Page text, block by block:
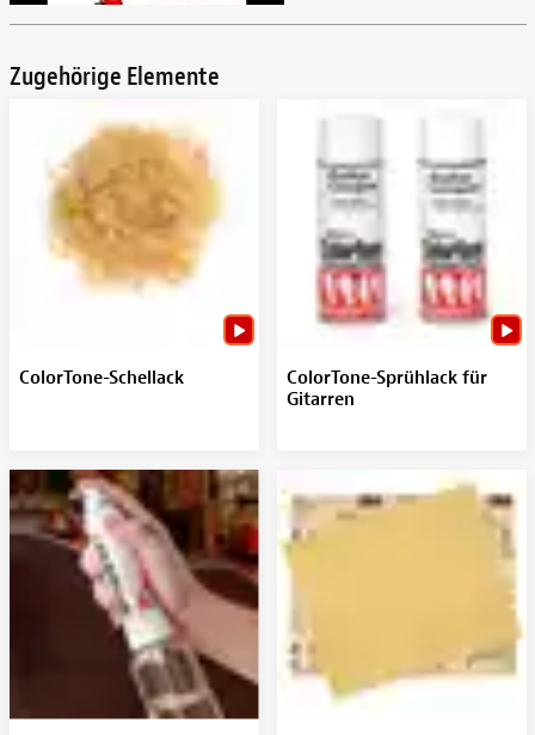
Zugehörige Elemente
ColorTone-Schellack
ColorTone-Sprühlack für
Gitarren